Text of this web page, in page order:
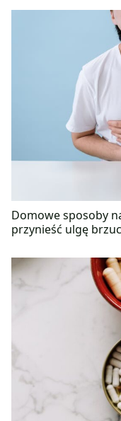
Domowe sposoby
przynieść ulgę